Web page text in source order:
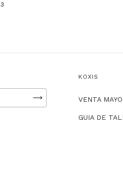
KOXIS
VENTA
GUIA DE